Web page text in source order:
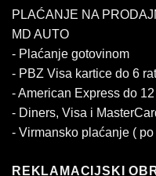
PLAĆANJE NA
MD AUTO
- Plaćanje gotovinom
- PBZ Visa kartice do 6
- American Express do 12
- Diners, Visa i
- Virmansko plaćanje (
REKLAMACIJSKI